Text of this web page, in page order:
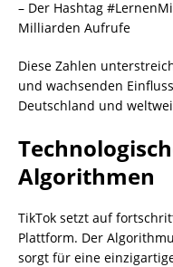
– Der Hashtag
Milliarden Aufrufe
Diese Zahlen
und wachsenden
Deutschland und
Algorithmen
TikTok setzt auf
Plattform. Der
sorgt für eine